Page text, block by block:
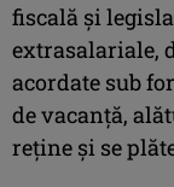
fiscală și
extrasalariale,
acordate sub
de vacanță,
reține și se